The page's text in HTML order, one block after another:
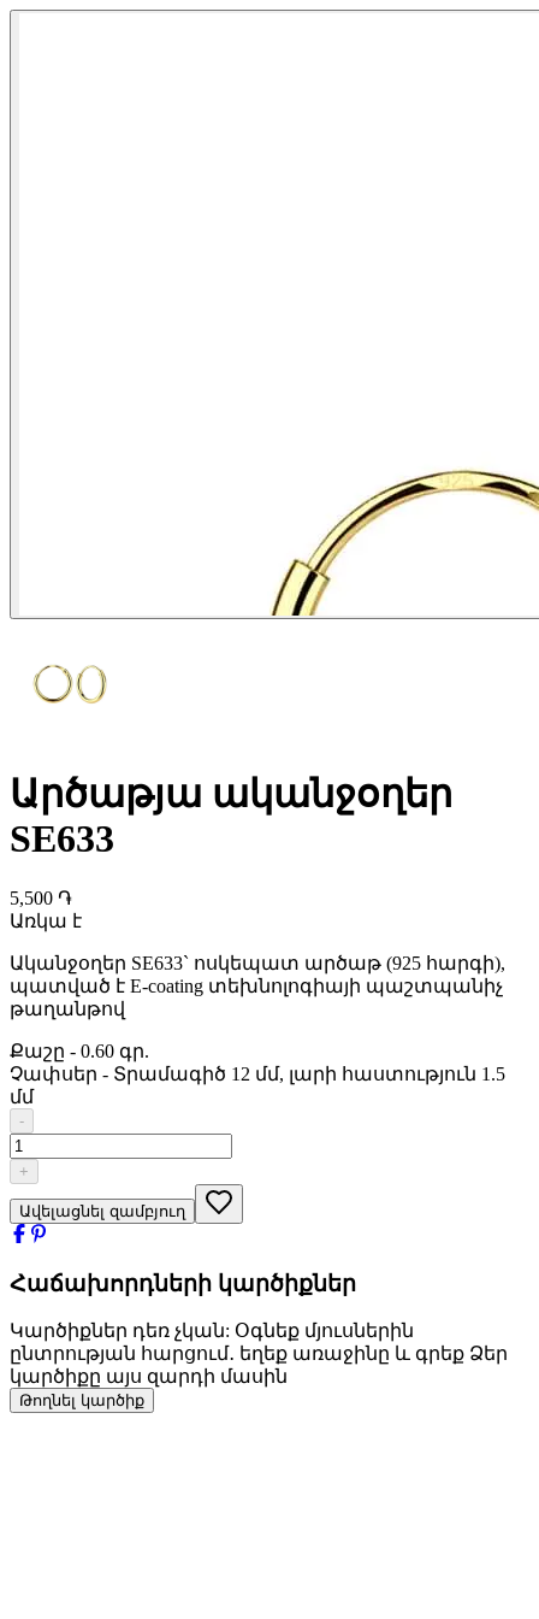
Արծաթյա ականջօղեր
SE633
5,500 ֏
Առկա է
Ականջօղեր SE633` ոսկեպատ արծաթ (925 հարգի),
պատված է E-coating տեխնոլոգիայի պաշտպանիչ
թաղանթով
Քաշը - 0.60 գր.
Չափսեր - Տրամագիծ 12 մմ, լարի հաստություն 1.5
մմ
-
+
Ավելացնել զամբյուղ
Հաճախորդների կարծիքներ
Կարծիքներ դեռ չկան: Օգնեք մյուսներին
ընտրության հարցում․ եղեք առաջինը և գրեք Ձեր
կարծիքը այս զարդի մասին
Թողնել կարծիք